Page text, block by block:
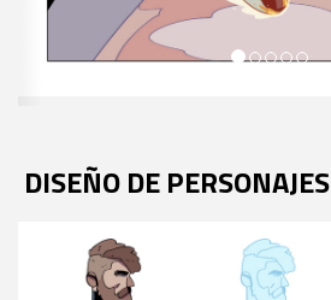
DISEÑO DE PERSONAJES